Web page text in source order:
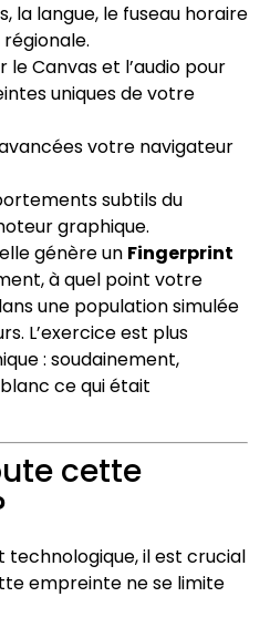
la langue, le fuseau horaire
le Canvas et l’audio pour
uniques de votre
votre navigateur
subtils du
graphique.
génère un Fingerprint
à quel point votre
une population simulée
L’exercice est plus
: soudainement,
ce qui était
cette
technologique, il est crucial
empreinte ne se limite